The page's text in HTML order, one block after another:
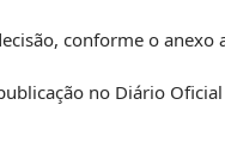
conforme o anexo
no Diário